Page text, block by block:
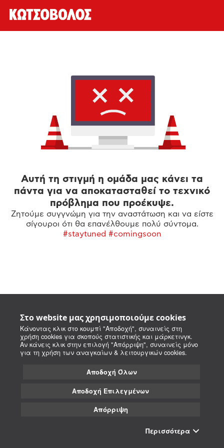
Στο website μας χρησιμοποιούμε cookies
Κάνοντας κλικ στο κουμπί "Αποδοχή", συναινείς στη
χρήση cookies για σκοπούς στατιστικής και μάρκετινγκ.
Αν κάνεις κλικ στην επιλογή "Απόρριψη", συναινείς μόνο
για τη χρήση των αναγκαίων & λειτουργικών cookies.
Αποδοχή Όλων
Αποδοχή Επιλεγμένων
Απόρριψη
Περισσότερα
Αυτή τη στιγμή η ομάδα μας κάνει τα
πάντα για να αποκατασταθεί το τεχνικό
πρόβλημα που προέκυψε.
Ζητούμε συγγνώμη για την αναστάτωση και να είστε
σίγουροι ότι θα επανέλθουμε πολύ σύντομα.
#staytuned #comingsoon